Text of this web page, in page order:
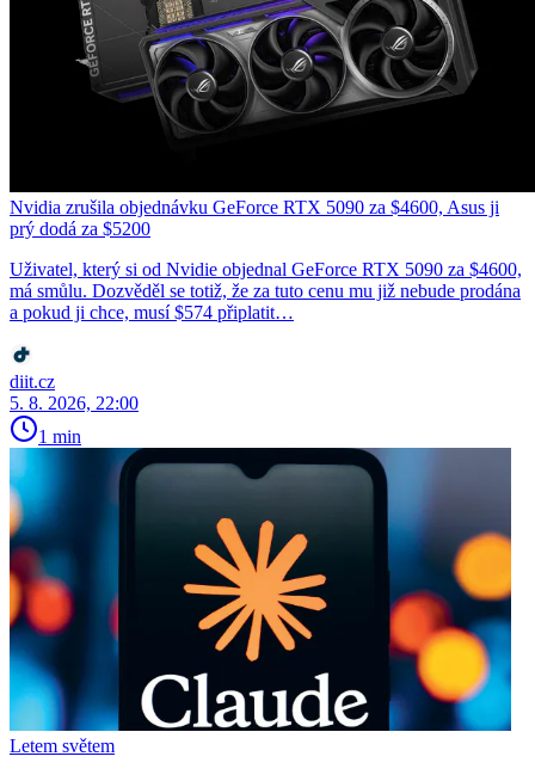
Nvidia zrušila objednávku GeForce RTX 5090 za $4600, Asus ji
prý dodá za $5200
Uživatel, který si od Nvidie objednal GeForce RTX 5090 za $4600,
má smůlu. Dozvěděl se totiž, že za tuto cenu mu již nebude prodána
a pokud ji chce, musí $574 připlatit…
diit.cz
5. 8. 2026, 22:00
1 min
Letem světem